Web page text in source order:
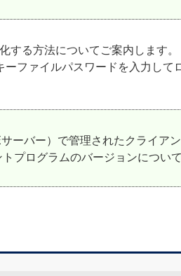
る方法についてご案内します
ファイルパスワードを入力して
ーバー）で管理されたクライア
プログラムのバージョンについ